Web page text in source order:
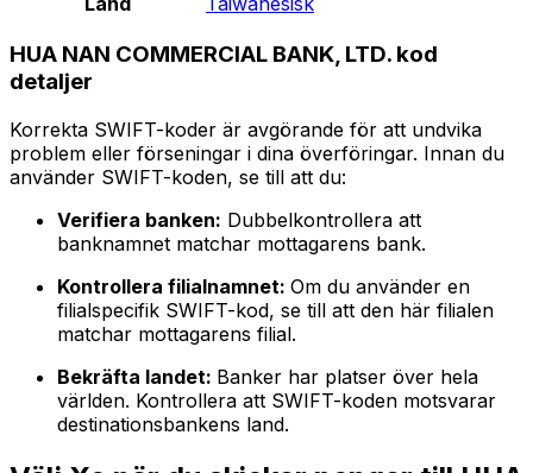
HUA NAN COMMERCIAL BANK, LTD. kod
detaljer
Korrekta SWIFT-koder är avgörande för att undvika
problem eller förseningar i dina överföringar. Innan du
använder SWIFT-koden, se till att du:
Verifiera banken: Dubbelkontrollera att
banknamnet matchar mottagarens bank.
Kontrollera filialnamnet: Om du använder en
filialspecifik SWIFT-kod, se till att den här filialen
matchar mottagarens filial.
Bekräfta landet: Banker har platser över hela
världen. Kontrollera att SWIFT-koden motsvarar
destinationsbankens land.